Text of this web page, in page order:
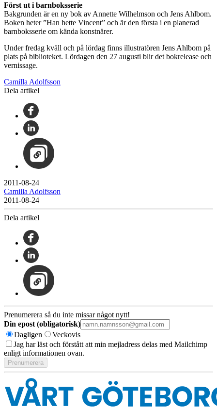
Först ut i barnboksserie
Bakgrunden är en ny bok av Annette Wilhelmson och Jens Ahlbom.
Boken heter ”Han hette Vincent” och är den första i en planerad
barnboksserie om kända konstnärer.
Under fredag kväll och på lördag finns illustratören Jens Ahlbom på
plats på biblioteket. Lördagen den 27 augusti blir det bokrelease och
vernissage.
Camilla Adolfsson
Dela artikel
2011-08-24
Camilla Adolfsson
2011-08-24
Dela artikel
Prenumerera så du inte missar något nytt!
Din epost (obligatorisk)
Dagligen
Veckovis
Jag har läst och förstått att min mejladress delas med Mailchimp
enligt informationen ovan.